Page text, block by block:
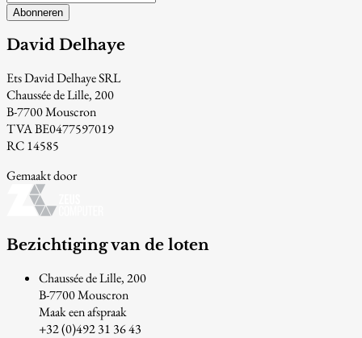
Abonneren
David Delhaye
Ets David Delhaye SRL
Chaussée de Lille, 200
B-7700 Mouscron
TVA BE0477597019
RC 14585
Gemaakt door
Bezichtiging van de loten
Chaussée de Lille, 200
B-7700 Mouscron
Maak een afspraak
+32 (0)492 31 36 43